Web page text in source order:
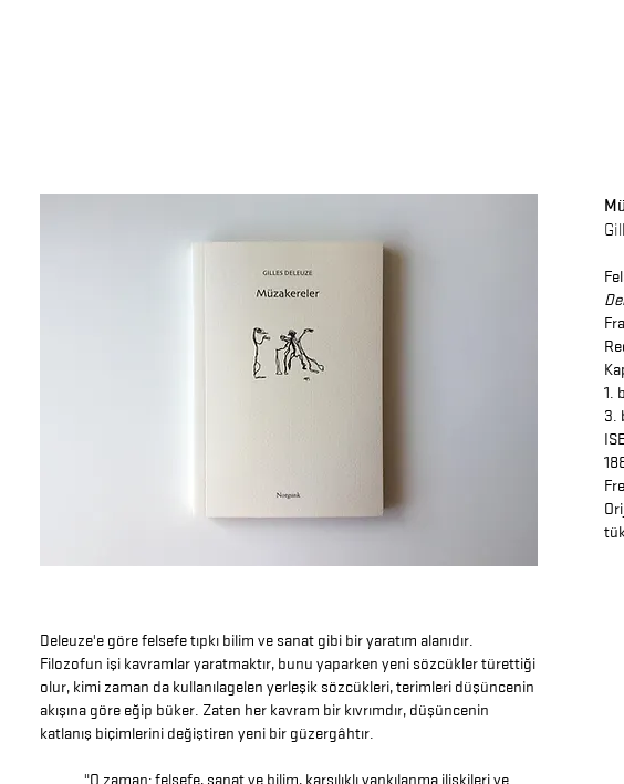
1.
3.
Deleuze'e göre felsefe tıpkı bilim ve sanat gibi bir yaratım alanıdır.
Filozofun işi kavramlar yaratmaktır, bunu yaparken yeni sözcükler türettiği
olur, kimi zaman da kullanılagelen yerleşik sözcükleri, terimleri düşüncenin
akışına göre eğip büker. Zaten her kavram bir kıvrımdır, düşüncenin
katlanış biçimlerini değiştiren yeni bir güzergâhtır.
"O zaman; felsefe, sanat ve bilim, karşılıklı yankılanma ilişkileri ve